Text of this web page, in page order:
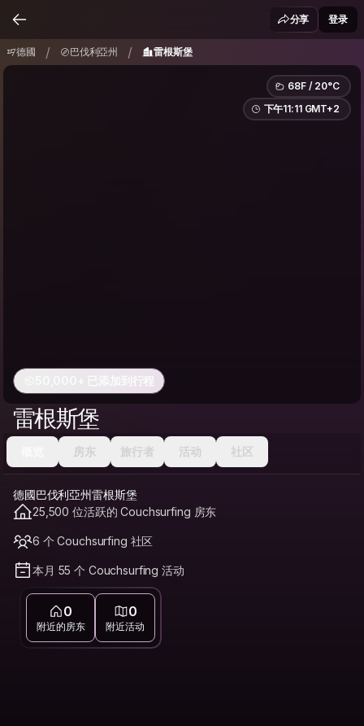
分享 登录
德國 / 巴伐利亞州 / 雷根斯堡
68F / 20°C
下午11:11 GMT+2
50,000+ 已添加到行程
雷根斯堡
房东 旅行者 活动 社区
德國巴伐利亞州雷根斯堡
25,500 位活跃的 Couchsurfing 房东
6 个 Couchsurfing 社区
本月 55 个 Couchsurfing 活动
0
附近的房东
0
附近活动